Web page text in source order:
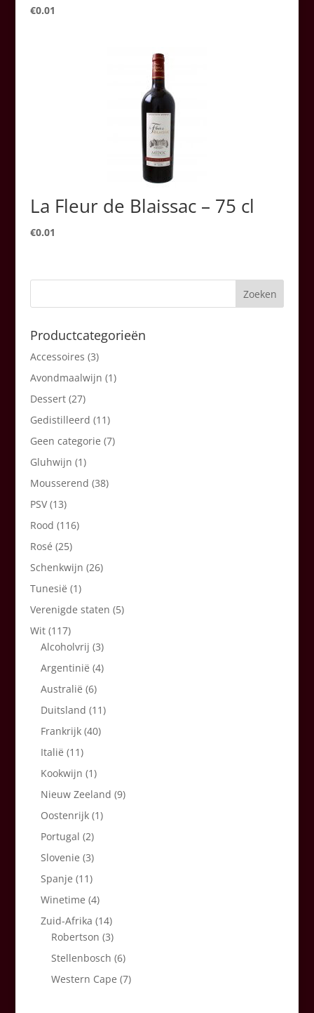
€0.01
La Fleur de Blaissac – 75 cl
€0.01
Productcategorieën
Accessoires (3)
Avondmaalwijn (1)
Dessert (27)
Gedistilleerd (11)
Geen categorie (7)
Gluhwijn (1)
Mousserend (38)
PSV (13)
Rood (116)
Rosé (25)
Schenkwijn (26)
Tunesië (1)
Verenigde staten (5)
Wit (117)
Alcoholvrij (3)
Argentinië (4)
Australië (6)
Duitsland (11)
Frankrijk (40)
Italië (11)
Kookwijn (1)
Nieuw Zeeland (9)
Oostenrijk (1)
Portugal (2)
Slovenie (3)
Spanje (11)
Winetime (4)
Zuid-Afrika (14)
Robertson (3)
Stellenbosch (6)
Western Cape (7)